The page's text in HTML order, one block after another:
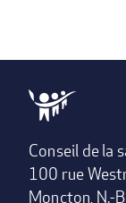
Conseil de la
100 rue
Moncton, N.-